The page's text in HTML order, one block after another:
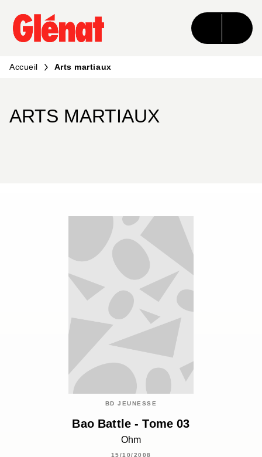
MENU RECHERCHE CONTENU
PIED DE PAGE
Accueil Arts martiaux
ARTS MARTIAUX
BD JEUNESSE
Bao Battle - Tome 03
Ohm
15/10/2008